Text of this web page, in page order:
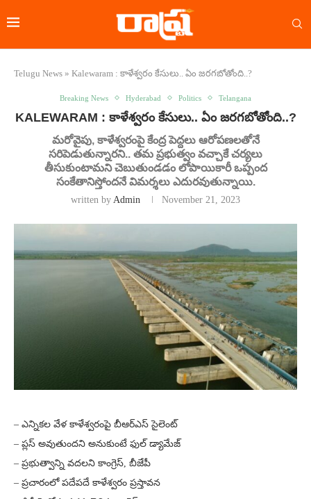
Telugu News » Kalewaram : కాళేశ్వరం కేసులు.. ఏం జరగబోతోంది..?
Breaking News Hyderabad Politics Telangana
KALEWARAM : కాళేశ్వరం కేసులు.. ఏం జరగబోతోంది..?
మరోవైపు, కాళేశ్వరంపై కేంద్ర పెద్దలు ఆరోపణలతోనే
సరిపెడుతున్నారని.. తమ ప్రభుత్వం వచ్చాకే చర్యలు
తీసుకుంటామని చెబుతుండడం లోపాయికారీ ఒప్పంద
సంకేతానిస్తోందనే విమర్శలు ఎదురవుతున్నాయి.
written by Admin November 21, 2023
– ఎన్నికల వేళ కాళేశ్వరంపై బీఆర్ఎస్ సైలెంట్
– ప్లస్ అవుతుందని అనుకుంటే ఫుల్ డ్యామేజ్
– ప్రభుత్వాన్ని వదలని కాంగ్రెస్, బీజేపీ
– ప్రచారంలో పదేపదే కాళేశ్వరం ప్రస్తావన